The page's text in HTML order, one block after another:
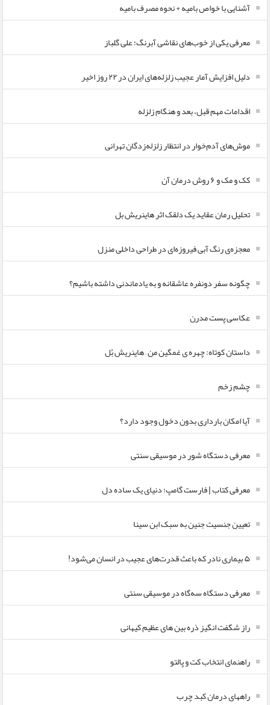
آشنایی با خواص بامیه + نحوه مصرف بامیه
معرفی یکی از خوب‌های نقاشی آبرنگ؛ علی گلباز
دلیل افزایش آمار عجیب زلزله‌های ایران در ۲۲ روز اخیر
اقدامات مهم قبل، بعد و هنگام زلزله
موش‌های آدم‌خوار در انتظار زلزله‌زدگان تهرانی
کک و مک و ۶ روش درمان آن
تحلیل رمان عقاید یک دلقک اثر هاینریش بل
معجزه‌ی رنگ آبی فیروزه‌ای در طراحی داخلی منزل
چگونه سفر دونفره عاشقانه و به یادماندنی داشته باشیم؟
عکاسی پست مدرن
داستان کوتاه: چهره ی غمگین من – هاینریش بُل
چشم زخم
آیا امکان بارداری بدون دخول وجود دارد؟
معرفی دستگاه شور در موسیقی سنتی
معرفی کتاب | فارست گامپ؛ دنیای یک ساده دل
تعیین جنسیت جنین به سبک ابن سینا
۵ بیماری نادر که باعث قدرت‌های عجیب در انسان می‌شود!
معرفی دستگاه سه‌گاه در موسیقی سنتی
راز شگفت انگیز ذره بین های عظیم کیهانی
راهنمای انتخاب کت و پالتو
راههای درمان کبد چرب